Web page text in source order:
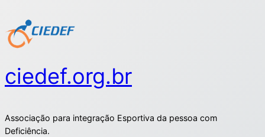
ciedef.org.br
Associação para integração Esportiva da pessoa com
Deficiência.